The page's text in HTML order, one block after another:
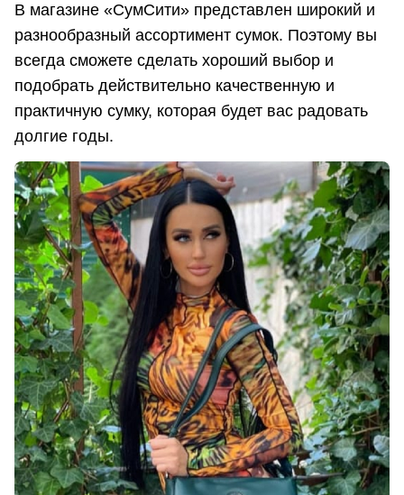
В магазине «СумСити» представлен широкий и
разнообразный ассортимент сумок. Поэтому вы
всегда сможете сделать хороший выбор и
подобрать действительно качественную и
практичную сумку, которая будет вас радовать
долгие годы.